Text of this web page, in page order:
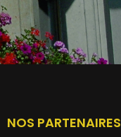
NOS PARTENAIRES